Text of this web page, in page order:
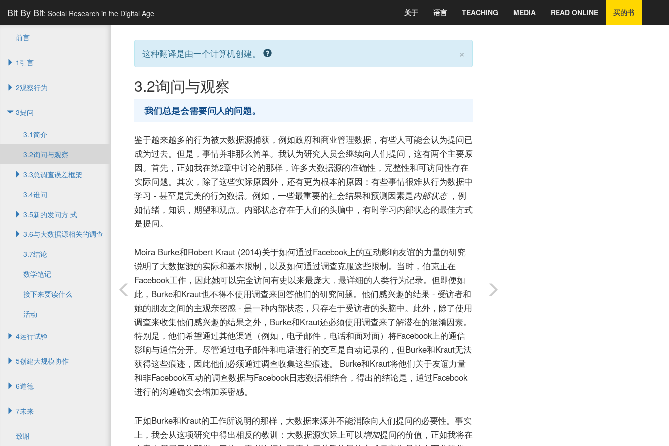
Bit By Bit: Social Research in the Digital Age 关于 语言 TEACHING MEDIA READ ONLINE 买的书
前言
1引言
2观察行为
3提问
3.1简介
3.2询问与观察
3.3总调查误差框架
3.4谁问
3.5新的发问方 ​​式
3.6与大数据源相关的调查
3.7结论
数学笔记
接下来要读什么
活动
4运行试验
5创建大规模协作
6道德
7未来
致谢
这种翻译是由一个计算机创建。 ×
3.2询问与观察
我们总是会需要问人的问题。
鉴于越来越多的行为被大数据源捕获，例如政府和商业管理数据，有些人可能会认为提问已
成为过去。但是，事情并非那么简单。我认为研究人员会继续向人们提问，这有两个主要原
因。首先，正如我在第2章中讨论的那样，许多大数据源的准确性，完整性和可访问性存在
实际问题。其次，除了这些实际原因外，还有更为根本的原因：有些事情很难从行为数据中
学习 - 甚至是完美的行为数据。例如，一些最重要的社会结果和预测因素是内部状态，例
如情绪，知识，期望和观点。内部状态存在于人们的头脑中，有时学习内部状态的最佳方式
是提问。
Moira Burke和Robert Kraut (2014)关于如何通过Facebook上的互动影响友谊的力量的研究
说明了大数据源的实际和基本限制，以及如何通过调查克服这些限制。当时，伯克正在
Facebook工作，因此她可以完全访问有史以来最庞大，最详细的人类行为记录。但即便如
此，Burke和Kraut也不得不使用调查来回答他们的研究问题。他们感兴趣的结果 - 受访者和
她的朋友之间的主观亲密感 - 是一种内部状态，只存在于受访者的头脑中。此外，除了使用
调查来收集他们感兴趣的结果之外，Burke和Kraut还必须使用调查来了解潜在的混淆因素。
特别是，他们希望通过其他渠道（例如，电子邮件，电话和面对面）将Facebook上的通信
影响与通信分开。尽管通过电子邮件和电话进行的交互是自动记录的，但Burke和Kraut无法
获得这些痕迹，因此他们必须通过调查收集这些痕迹。 Burke和Kraut将他们关于友谊力量
和非Facebook互动的调查数据与Facebook日志数据相结合，得出的结论是，通过Facebook
进行的沟通确实会增加亲密感。
正如Burke和Kraut的工作所说明的那样，大数据来源并不能消除向人们提问的必要性。事实
上，我会从这项研究中得出相反的教训：大数据源实际上可以增加提问的价值，正如我将在